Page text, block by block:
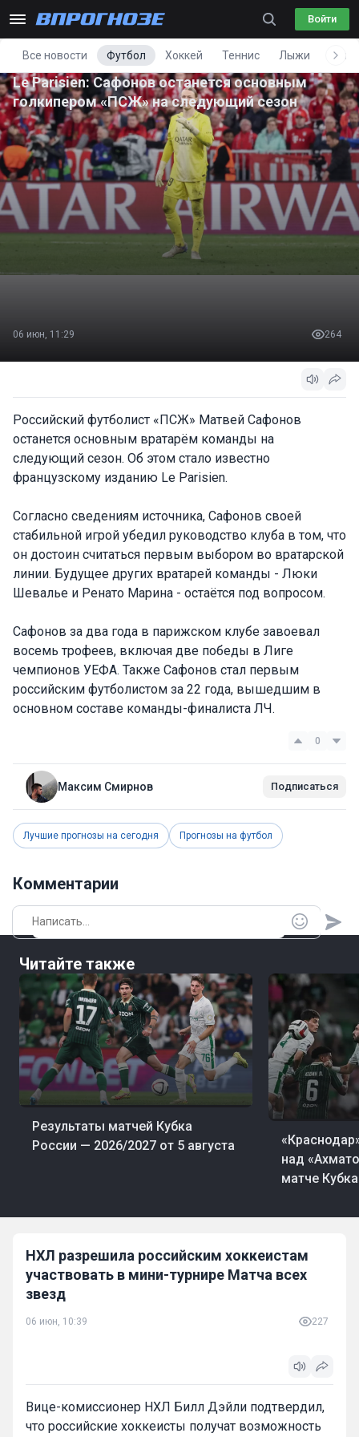
Войти
Все новости Футбол Хоккей Теннис Лыжи
Le Parisien: Сафонов останется основным
голкипером «ПСЖ» на следующий сезон
06 июн, 11:29 264
Российский футболист «ПСЖ» Матвей Сафонов
останется основным вратарём команды на
следующий сезон. Об этом стало известно
французскому изданию Le Parisien.
Согласно сведениям источника, Сафонов своей
стабильной игрой убедил руководство клуба в том, что
он достоин считаться первым выбором во вратарской
линии. Будущее других вратарей команды - Люки
Шевалье и Ренато Марина - остаётся под вопросом.
Сафонов за два года в парижском клубе завоевал
восемь трофеев, включая две победы в Лиге
чемпионов УЕФА. Также Сафонов стал первым
российским футболистом за 22 года, вышедшим в
основном составе команды-финалиста ЛЧ.
0
Максим Смирнов Подписаться
Лучшие прогнозы на сегодня Прогнозы на футбол
Комментарии
Читайте также
Результаты матчей Кубка
России — 2026/2027 от 5 августа
над
матче
НХЛ разрешила российским хоккеистам
участвовать в мини-турнире Матча всех
звезд
06 июн, 10:39 227
Вице-комиссионер НХЛ Билл Дэйли подтвердил,
что российские хоккеисты получат возможность